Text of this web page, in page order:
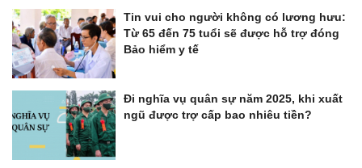
Tin vui cho người không có lương hưu:
Từ 65 đến 75 tuổi sẽ được hỗ trợ đóng
Bảo hiểm y tế
Đi nghĩa vụ quân sự năm 2025, khi xuất
ngũ được trợ cấp bao nhiêu tiền?